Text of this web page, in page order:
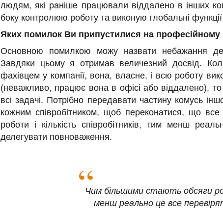
людям, які раніше працювали віддалено в інших
боку контролюю роботу та виконую глобальні
Яких помилок Ви припустилися на професійному
Основною помилкою можу назвати небажання
Завдяки цьому я отримав величезний досвід.
фахівцем у компанії, вона, власне, і всю роботу
(неважливо, працює вона в офісі або віддалено),
всі задачі. Потрібно передавати частину комусь
кожним співробітником, щоб переконатися, що
роботи і кількість співробітників, тим менш
делегувати повноваження.
Чим більшими стають обсяги
менш реально це все